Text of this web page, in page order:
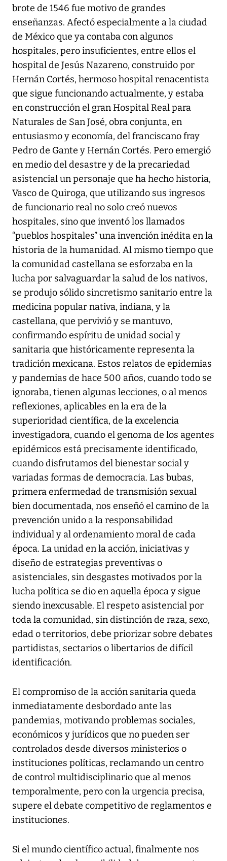
brote de 1546 fue motivo de grandes
enseñanzas. Afectó especialmente a la ciudad
de México que ya contaba con algunos
hospitales, pero insuficientes, entre ellos el
hospital de Jesús Nazareno, construido por
Hernán Cortés, hermoso hospital renacentista
que sigue funcionando actualmente, y estaba
en construcción el gran Hospital Real para
Naturales de San José, obra conjunta, en
entusiasmo y economía, del franciscano fray
Pedro de Gante y Hernán Cortés. Pero emergió
en medio del desastre y de la precariedad
asistencial un personaje que ha hecho historia,
Vasco de Quiroga, que utilizando sus ingresos
de funcionario real no solo creó nuevos
hospitales, sino que inventó los llamados
“pueblos hospitales” una invención inédita en la
historia de la humanidad. Al mismo tiempo que
la comunidad castellana se esforzaba en la
lucha por salvaguardar la salud de los nativos,
se produjo sólido sincretismo sanitario entre la
medicina popular nativa, indiana, y la
castellana, que pervivió y se mantuvo,
confirmando espíritu de unidad social y
sanitaria que históricamente representa la
tradición mexicana. Estos relatos de epidemias
y pandemias de hace 500 años, cuando todo se
ignoraba, tienen algunas lecciones, o al menos
reflexiones, aplicables en la era de la
superioridad científica, de la excelencia
investigadora, cuando el genoma de los agentes
epidémicos está precisamente identificado,
cuando disfrutamos del bienestar social y
variadas formas de democracia. Las bubas,
primera enfermedad de transmisión sexual
bien documentada, nos enseñó el camino de la
prevención unido a la responsabilidad
individual y al ordenamiento moral de cada
época. La unidad en la acción, iniciativas y
diseño de estrategias preventivas o
asistenciales, sin desgastes motivados por la
lucha política se dio en aquella época y sigue
siendo inexcusable. El respeto asistencial por
toda la comunidad, sin distinción de raza, sexo,
edad o territorios, debe priorizar sobre debates
partidistas, sectarios o libertarios de difícil
identificación.
El compromiso de la acción sanitaria queda
inmediatamente desbordado ante las
pandemias, motivando problemas sociales,
económicos y jurídicos que no pueden ser
controlados desde diversos ministerios o
instituciones políticas, reclamando un centro
de control multidisciplinario que al menos
temporalmente, pero con la urgencia precisa,
supere el debate competitivo de reglamentos e
instituciones.
Si el mundo científico actual, finalmente nos